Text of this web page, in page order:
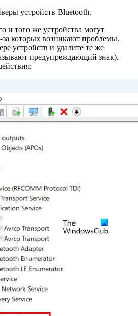
устройств Bluetooth.
и того же устройства могут
которых возникают проблемы.
устройств и удалите те же
предупреждающий знак).